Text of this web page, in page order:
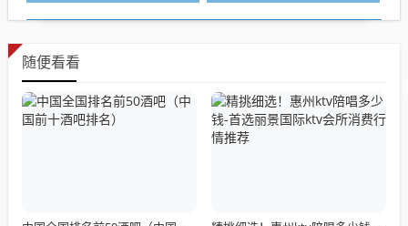
随便看看